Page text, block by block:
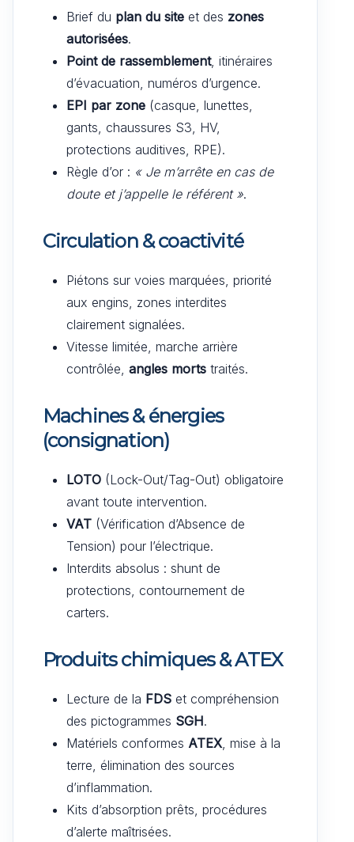
Brief du plan du site et des zones
autorisées.
Point de rassemblement, itinéraires
d’évacuation, numéros d’urgence.
EPI par zone (casque, lunettes,
gants, chaussures S3, HV,
protections auditives, RPE).
Règle d’or : « Je m’arrête en cas de
doute et j’appelle le référent ».
Circulation & coactivité
Piétons sur voies marquées, priorité
aux engins, zones interdites
clairement signalées.
Vitesse limitée, marche arrière
contrôlée, angles morts traités.
Machines & énergies
(consignation)
LOTO (Lock-Out/Tag-Out) obligatoire
avant toute intervention.
VAT (Vérification d’Absence de
Tension) pour l’électrique.
Interdits absolus : shunt de
protections, contournement de
carters.
Produits chimiques & ATEX
Lecture de la FDS et compréhension
des pictogrammes SGH.
Matériels conformes ATEX, mise à la
terre, élimination des sources
d’inflammation.
Kits d’absorption prêts, procédures
d’alerte maîtrisées.